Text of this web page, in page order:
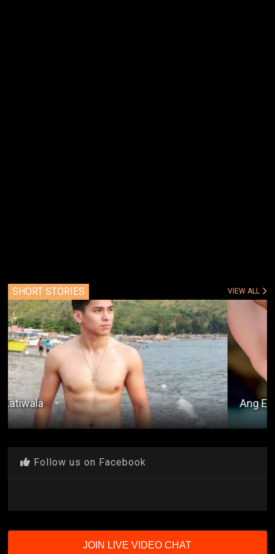
SHORT STORIES VIEW ALL
Ang Extra
Follow us on Facebook
JOIN LIVE VIDEO CHAT